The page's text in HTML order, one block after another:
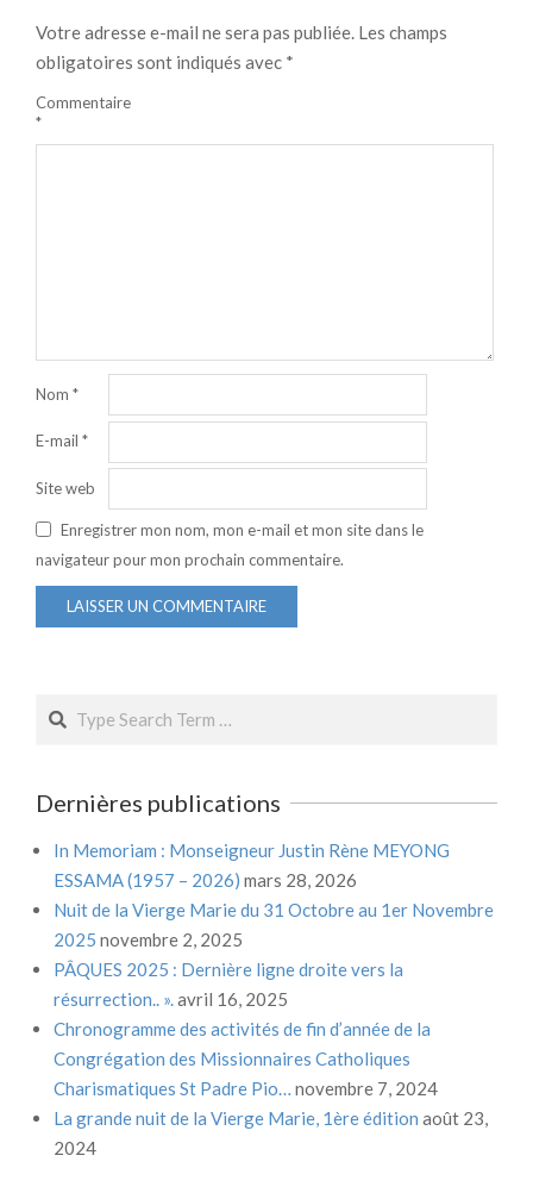
Votre adresse e-mail ne sera pas publiée. Les champs
obligatoires sont indiqués avec *
Commentaire
*
Nom *
E-mail *
Site web
Enregistrer mon nom, mon e-mail et mon site dans le
navigateur pour mon prochain commentaire.
Search
Dernières publications
In Memoriam : Monseigneur Justin Rène MEYONG
ESSAMA (1957 – 2026) mars 28, 2026
Nuit de la Vierge Marie du 31 Octobre au 1er Novembre
2025 novembre 2, 2025
PÂQUES 2025 : Dernière ligne droite vers la
résurrection.. ».avril 16, 2025
Chronogramme des activités de fin d’année de la
Congrégation des Missionnaires Catholiques
Charismatiques St Padre Pio… novembre 7, 2024
La grande nuit de la Vierge Marie, 1ère édition août 23,
2024